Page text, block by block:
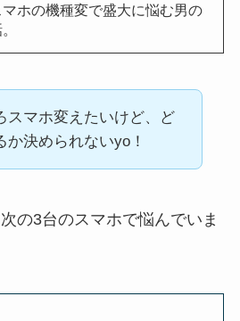
マホの機種変で盛大に悩む男の
スマホ変えたいけど、ど
か決められないyo！
の3台のスマホで悩んでいま